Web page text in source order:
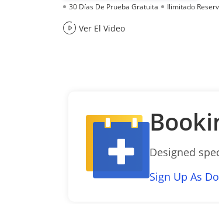
30 Días De Prueba Gratuita Ilimitado
Ver El Video
Designed
Sign Up As